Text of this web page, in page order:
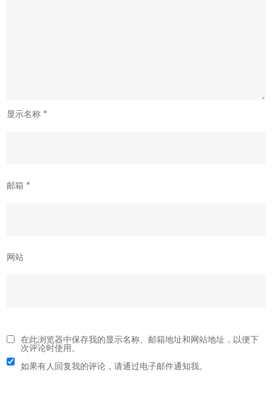
显示名称 *
邮箱 *
网站
在此浏览器中保存我的显示名称、邮箱地址和网站地址，以便下
次评论时使用。
如果有人回复我的评论，请通过电子邮件通知我。